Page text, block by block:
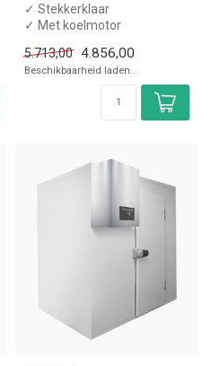
✓ Stekkerklaar
✓ Met koelmotor
✓ 5,49m³ volume
✓ Breedt...
5.713,00 4.856,00
Beschikbaarheid laden..